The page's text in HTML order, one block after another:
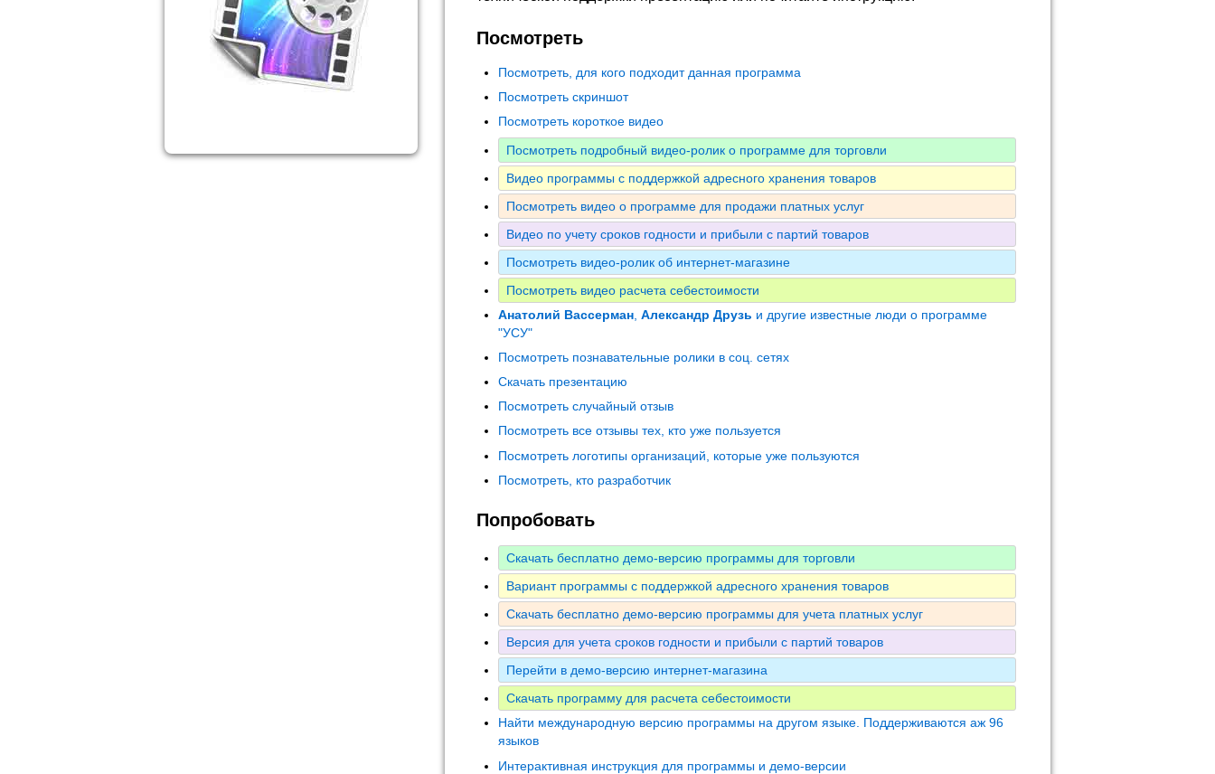
Посмотреть
Посмотреть, для кого подходит данная программа
Посмотреть скриншот
Посмотреть короткое видео
Посмотреть подробный видео-ролик о программе для торговли
Видео программы с поддержкой адресного хранения товаров
Посмотреть видео о программе для продажи платных услуг
Видео по учету сроков годности и прибыли с партий товаров
Посмотреть видео-ролик об интернет-магазине
Посмотреть видео расчета себестоимости
Анатолий Вассерман Александр Друзь и другие известные люди о программе
"УСУ"
Посмотреть познавательные ролики в соц. сетях
Скачать презентацию
Посмотреть случайный отзыв
Посмотреть все отзывы тех, кто уже пользуется
Посмотреть логотипы организаций, которые уже пользуются
Посмотреть, кто разработчик
Попробовать
Скачать бесплатно демо-версию программы для торговли
Вариант программы с поддержкой адресного хранения товаров
Скачать бесплатно демо-версию программы для учета платных услуг
Версия для учета сроков годности и прибыли с партий товаров
Перейти в демо-версию интернет-магазина
Скачать программу для расчета себестоимости
Найти международную версию программы на другом языке. Поддерживаются аж 96
языков
Интерактивная инструкция для программы и демо-версии